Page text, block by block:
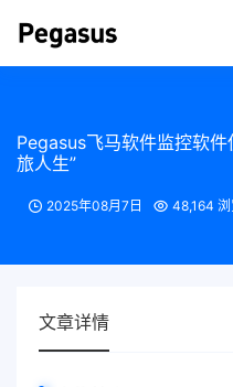
Pegasus飞马软件监控软
旅人生”
2025年08月7日 48,164
文章详情